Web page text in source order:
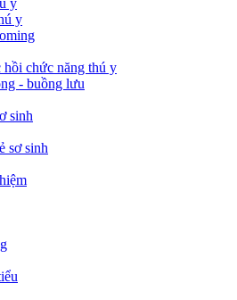
y
chức năng thú y
- buồng lưu
sinh
sơ sinh